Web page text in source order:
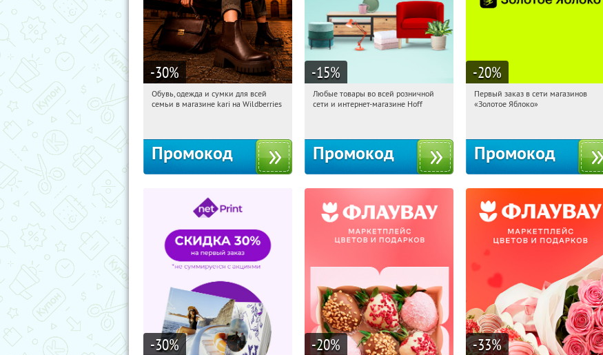
-30%
11:40:35 Получили:
Обувь, одежда и сумки для всей
семьи в магазине kari на Wildberries
Промокод
-15%
11:40:35 Получили:
Любые товары во всей розничной
сети и интернет-магазине Hoff
Промокод
-20%
11:40:35
Получи первым!
Первый заказ в сети магазинов
«Золотое Яблоко»
Промокод
-30% -20% -33%